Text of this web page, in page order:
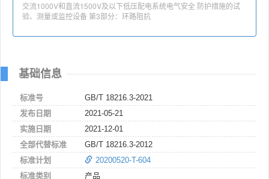
交流1000V和直流1500V及以下低压配电系统电气安全 防护措施的试
验、测量或监控设备 第3部分：环路阻抗
基础信息
标准号
GB/T 18216.3-2021
发布日期
2021-05-21
实施日期
2021-12-01
全部代替标准
GB/T 18216.3-2012
标准计划
20200520-T-604
标准类别
产品